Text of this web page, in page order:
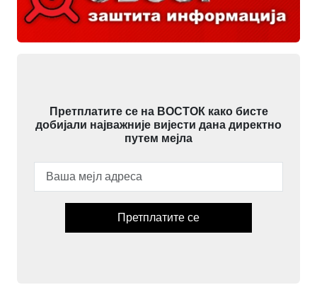
Претплатите се на ВОСТОК како бисте
добијали најважније вијести дана директно
путем мејла
Претплатите се